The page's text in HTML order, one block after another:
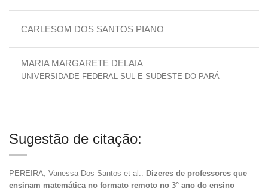
CARLESOM DOS SANTOS PIANO
MARIA MARGARETE DELAIA
UNIVERSIDADE FEDERAL SUL E SUDESTE DO PARÁ
Sugestão de citação:
PEREIRA, Vanessa Dos Santos et al.. Dizeres de professores que
ensinam matemática no formato remoto no 3° ano do ensino